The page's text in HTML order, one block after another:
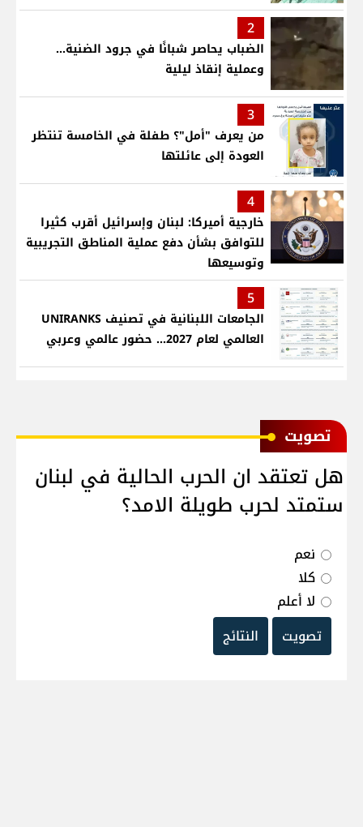
2
الضباب يحاصر شبانًا في جرود الضنية...
وعملية إنقاذ ليلية
3
من يعرف "أمل"؟ طفلة في الخامسة تنتظر
العودة إلى عائلتها
4
خارجية أميركا: لبنان وإسرائيل أقرب كثيرا
للتوافق بشأن دفع عملية المناطق التجريبية
وتوسيعها
5
الجامعات اللبنانية في تصنيف UNIRANKS
العالمي لعام 2027... حضور عالمي وعربي
ﺗﺼﻮﻳﺖ
هل تعتقد ان الحرب الحالية في لبنان
ستمتد لحرب طويلة الامد؟
نعم
كلا
لا أعلم
تصويت
النتائج